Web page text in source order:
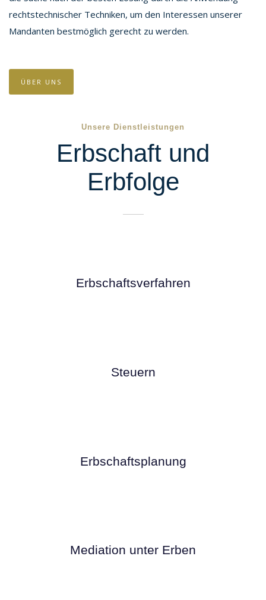
rechtstechnischer Techniken, um den Interessen unserer
Mandanten bestmöglich gerecht zu werden.
ÜBER UNS
Unsere Dienstleistungen
Erbschaft und
Erbfolge
Erbschaftsverfahren
Steuern
Erbschaftsplanung
Mediation unter Erben